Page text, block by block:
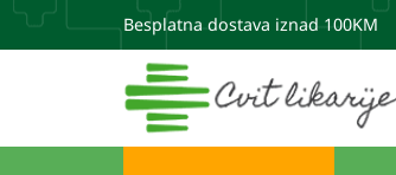
Besplatna dostava iznad 100KM